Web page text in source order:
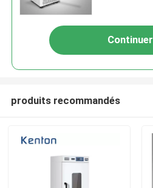
Continuer
produits recommandés